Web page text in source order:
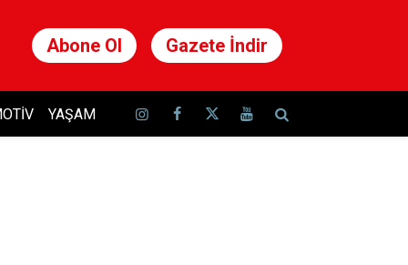
Abone Ol Gazete İndir
YAŞAM